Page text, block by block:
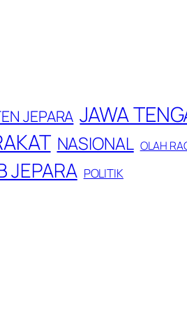
JEPARA JAWA
NASIONAL OLAH
JEPARA POLITIK